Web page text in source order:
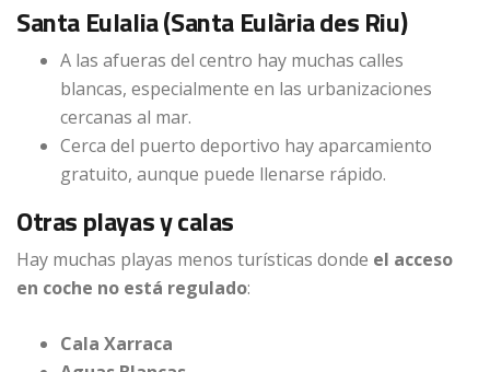
Santa Eulalia (Santa Eulària des Riu)
A las afueras del centro hay muchas calles
blancas, especialmente en las urbanizaciones
cercanas al mar.
Cerca del puerto deportivo hay aparcamiento
gratuito, aunque puede llenarse rápido.
Otras playas y calas
Hay muchas playas menos turísticas donde el acceso
en coche no está regulado:
Cala Xarraca